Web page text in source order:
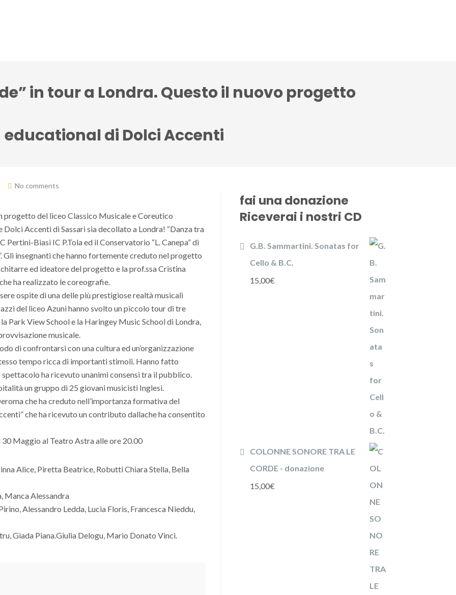
in tour a Londra. Questo il nuovo progetto
educational di Dolci Accenti
No comments
progetto del liceo Classico Musicale e Coreutico
Dolci Accenti di Sassari sia decollato a Londra! “Danza tra
Pertini-Biasi IC P.Tola ed il Conservatorio “L. Canepa” di
Gli insegnanti che hanno fortemente creduto nel progetto
ed ideatore del progetto e la prof.ssa Cristina
ha realizzato le coreografie.
ospite di una delle più prestigiose realtà musicali
del liceo Azuni hanno svolto un piccolo tour di tre
Park View School e la Haringey Music School di Londra,
musicale.
di confrontarsi con una cultura ed un’organizzazione
tempo ricca di importanti stimoli. Hanno fatto
ha ricevuto unanimi consensi tra il pubblico.
un gruppo di 25 giovani musicisti Inglesi.
che ha creduto nell’importanza formativa del
che ha ricevuto un contributo dallache ha consentito
Maggio al Teatro Astra alle ore 20.00
Alice, Piretta Beatrice, Robutti Chiara Stella, Bella
Manca Alessandra
Alessandro Ledda, Lucia Floris, Francesca Nieddu,
Giada Piana.Giulia Delogu, Mario Donato Vinci.
fai una donazione
Riceverai i nostri CD
G.B. Sammartini. Sonatas for
Cello & B.C.
15,00€
COLONNE SONORE TRA LE
CORDE - donazione
15,00€